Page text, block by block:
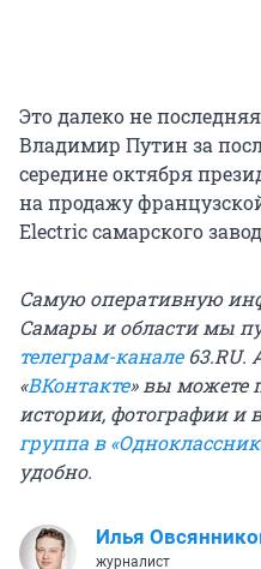
Это далеко не
Владимир Путин за
середине октября
на продажу
Electric самарского
Самую оперативную
Самары и области мы
телеграм-канале63.RU.
«ВКонтакте» вы можете
истории, фотографии и
группа в
удобно.
Илья
журналист